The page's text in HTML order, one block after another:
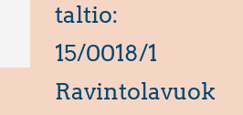
taltio:
15/0018/1
Ravintolavuok